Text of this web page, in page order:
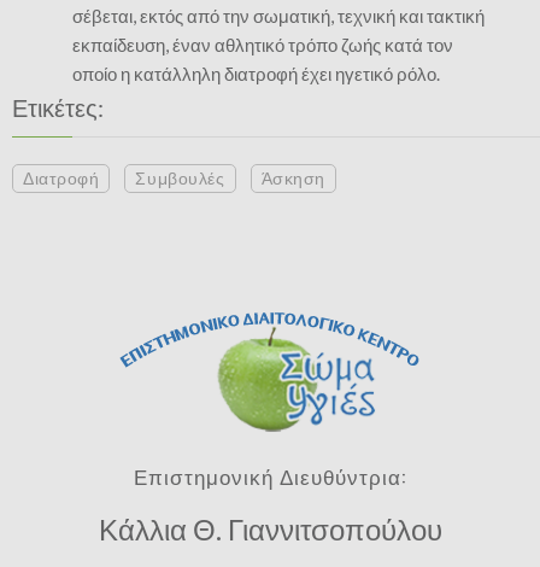
σέβεται, εκτός από την σωματική, τεχνική και τακτική
εκπαίδευση, έναν αθλητικό τρόπο ζωής κατά τον
οποίο η κατάλληλη διατροφή έχει ηγετικό ρόλο.
Ετικέτες:
Διατροφή Συμβουλές Άσκηση
Επιστημονική Διευθύντρια:
Κάλλια Θ. Γιαννιτσοπούλου